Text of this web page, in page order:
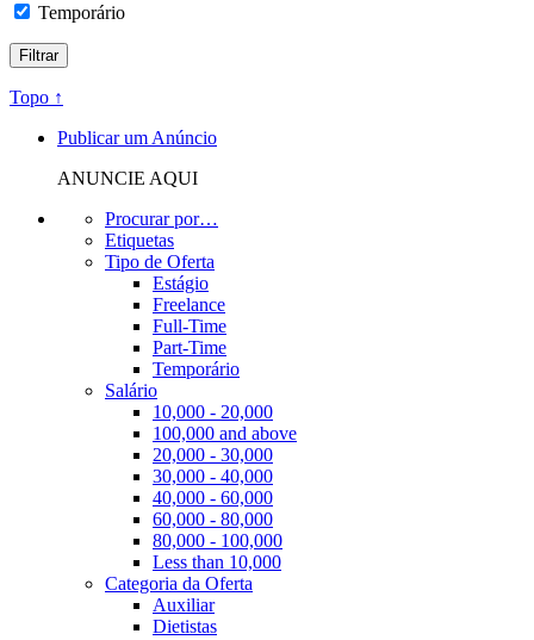
Temporário
Topo ↑
Publicar um Anúncio
ANUNCIE AQUI
Procurar por…
Etiquetas
Tipo de Oferta
Estágio
Freelance
Full-Time
Part-Time
Temporário
Salário
10,000 - 20,000
100,000 and above
20,000 - 30,000
30,000 - 40,000
40,000 - 60,000
60,000 - 80,000
80,000 - 100,000
Less than 10,000
Categoria da Oferta
Auxiliar
Dietistas